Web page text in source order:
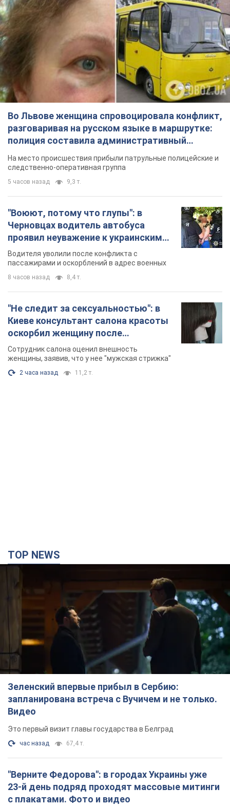
Во Львове женщина спровоцировала конфликт,
разговаривая на русском языке в маршрутке:
полиция составила административный
протокол. Видео
На место происшествия прибыли патрульные полицейские и
следственно-оперативная группа
9,3 т.
"Воюют, потому что глупы": в
Черновцах водитель автобуса
проявил неуважение к украинским
военным и поплатился за это.
Видео
пассажирами и оскорблений в адрес военных
"Не следит за сексуальностью": в
Киеве консультант салона красоты
оскорбил женщину после
химиотерапии, разгорелся скандал.
Фото
женщины, заявив, что у нее "мужская стрижка"
Зеленский впервые прибыл в Сербию:
запланирована встреча с Вучичем и не только.
Видео
Это первый визит главы государства в Белград
час назад
"Верните Федорова": в городах Украины уже
23-й день подряд проходят массовые митинги
с плакатами. Фото и видео
Участники акций продолжают серию ежедневных протестов
2 часа назад 2,0 т.
Сенат США одобрил законопроект Грэма о
санкциях против России: что дальше
Документ предусматривает новые экономические
ограничения